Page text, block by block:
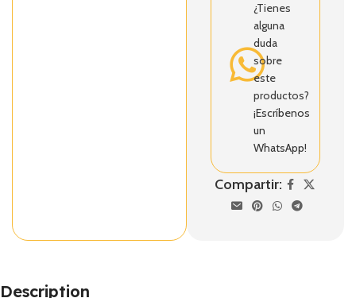
¿Tienes
alguna
duda
sobre
este
productos?
¡Escríbenos
un
WhatsApp!
Compartir:
Description